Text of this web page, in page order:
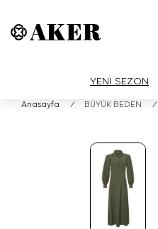
YENİ SEZON
Anasayfa / BÜYÜK BEDEN /